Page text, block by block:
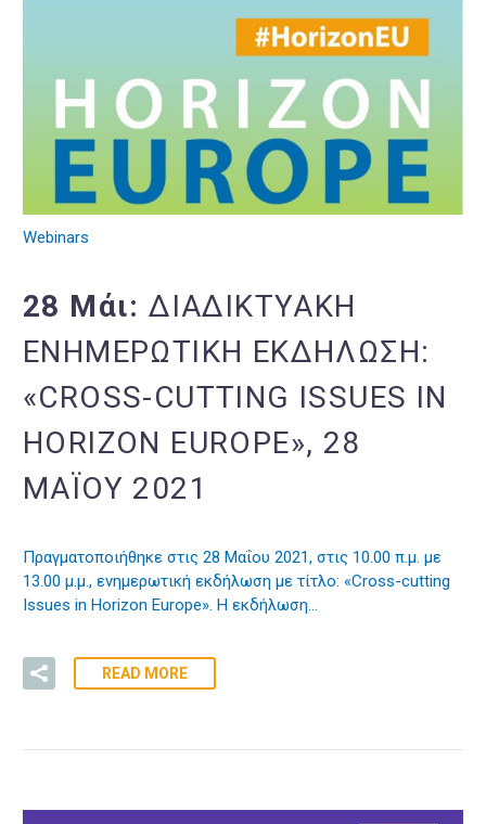
Webinars
28 Μάι:ΔΙΑΔΙΚΤΥΑΚΉ
ΕΝΗΜΕΡΩΤΙΚΉ ΕΚΔΉΛΩΣΗ:
«CROSS-CUTTING ISSUES IN
HORIZON EUROPE», 28
ΜΑΪ́ΟΥ 2021
Πραγματοποιήθηκε στις 28 Μαΐου 2021, στις 10.00 π.μ. με
13.00 μ.μ., ενημερωτική εκδήλωση με τίτλο: «Cross-cutting
Issues in Horizon Europe». Η εκδήλωση…
READ MORE